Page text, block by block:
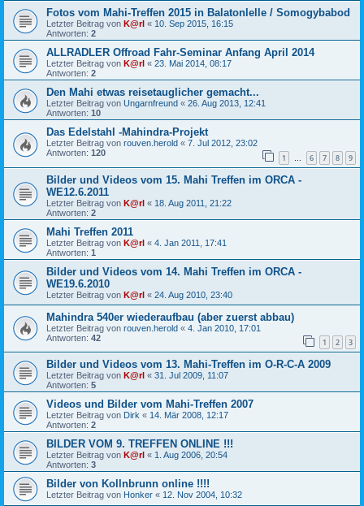
Fotos vom Mahi-Treffen 2015 in Balatonlelle / Somogybabod
Letzter Beitrag von K@rl « 10. Sep 2015, 16:15
Antworten: 2
ALLRADLER Offroad Fahr-Seminar Anfang April 2014
Letzter Beitrag von K@rl « 23. Mai 2014, 08:17
Antworten: 2
Den Mahi etwas reisetauglicher gemacht...
Letzter Beitrag von Ungarnfreund « 26. Aug 2013, 12:41
Antworten: 10
Das Edelstahl -Mahindra-Projekt
Letzter Beitrag von rouven.herold « 7. Jul 2012, 23:02
Antworten: 120 1 … 6 7 8 9
Bilder und Videos vom 15. Mahi Treffen im ORCA -
WE12.6.2011
Letzter Beitrag von K@rl « 18. Aug 2011, 21:22
Antworten: 2
Mahi Treffen 2011
Letzter Beitrag von K@rl « 4. Jan 2011, 17:41
Antworten: 1
Bilder und Videos vom 14. Mahi Treffen im ORCA -
WE19.6.2010
Letzter Beitrag von K@rl « 24. Aug 2010, 23:40
Mahindra 540er wiederaufbau (aber zuerst abbau)
Letzter Beitrag von rouven.herold « 4. Jan 2010, 17:01
Antworten: 42 1 2 3
Bilder und Videos vom 13. Mahi-Treffen im O-R-C-A 2009
Letzter Beitrag von K@rl « 31. Jul 2009, 11:07
Antworten: 5
Videos und Bilder vom Mahi-Treffen 2007
Letzter Beitrag von Dirk « 14. Mär 2008, 12:17
Antworten: 2
BILDER VOM 9. TREFFEN ONLINE !!!
Letzter Beitrag von K@rl « 1. Aug 2006, 20:54
Antworten: 3
Bilder von Kollnbrunn online !!!!
Letzter Beitrag von Honker « 12. Nov 2004, 10:32